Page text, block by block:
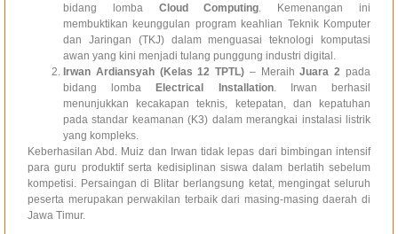
bidang lomba Cloud Computing. Kemenangan ini
membuktikan keunggulan program keahlian Teknik Komputer
dan Jaringan (TKJ) dalam menguasai teknologi komputasi
awan yang kini menjadi tulang punggung industri digital.
Irwan Ardiansyah (Kelas 12 TPTL) – MeraihJuara 2 pada
bidang lomba
Electrical Installation. Irwan berhasil
menunjukkan kecakapan teknis, ketepatan, dan kepatuhan
pada standar keamanan (K3) dalam merangkai instalasi listrik
yang kompleks.
Keberhasilan Abd. Muiz dan Irwan tidak lepas dari bimbingan intensif
para guru produktif serta kedisiplinan siswa dalam berlatih sebelum
kompetisi. Persaingan di Blitar berlangsung ketat, mengingat seluruh
peserta merupakan perwakilan terbaik dari masing-masing daerah di
Jawa Timur.